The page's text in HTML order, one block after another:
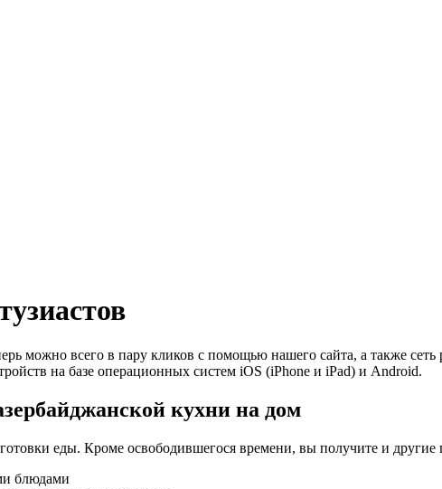
можно всего в пару кликов с помощью нашего сайта, а также
на базе операционных систем iOS (iPhone и iPad) и Android.
кухни на дом
еды. Кроме освободившегося времени, вы получите и другие
блюдами